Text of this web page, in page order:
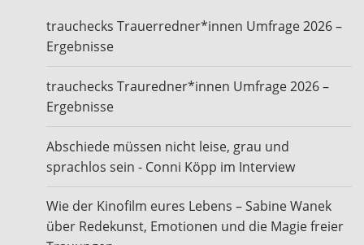
trauchecks Trauerredner*innen Umfrage 2026 –
Ergebnisse
trauchecks Trauredner*innen Umfrage 2026 –
Ergebnisse
Abschiede müssen nicht leise, grau und
sprachlos sein - Conni Köpp im Interview
Wie der Kinofilm eures Lebens – Sabine Wanek
über Redekunst, Emotionen und die Magie freier